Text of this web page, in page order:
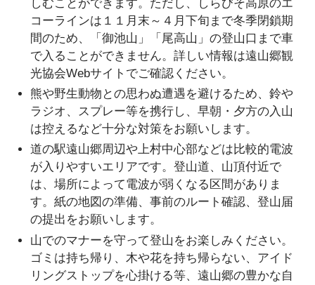
しむことができます。ただし、しらびそ高原のエ
コーラインは１１月末～４月下旬まで冬季閉鎖期
間のため、「御池山」「尾高山」の登山口まで車
で入ることができません。詳しい情報は遠山郷観
光協会Webサイトでご確認ください。
熊や野生動物との思わぬ遭遇を避けるため、鈴や
ラジオ、スプレー等を携行し、早朝・夕方の入山
は控えるなど十分な対策をお願いします。
道の駅遠山郷周辺や上村中心部などは比較的電波
が入りやすいエリアです。登山道、山頂付近で
は、場所によって電波が弱くなる区間がありま
す。紙の地図の準備、事前のルート確認、登山届
の提出をお願いします。
山でのマナーを守って登山をお楽しみください。
ゴミは持ち帰り、木や花を持ち帰らない、アイド
リングストップを心掛ける等、遠山郷の豊かな自